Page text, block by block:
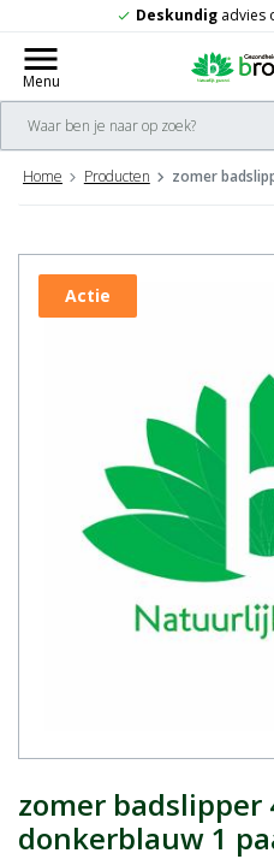
over jouw gezondheid
menu
Menu
Home Producten zomer
Actie
zomer badslipper
donkerblauw 1